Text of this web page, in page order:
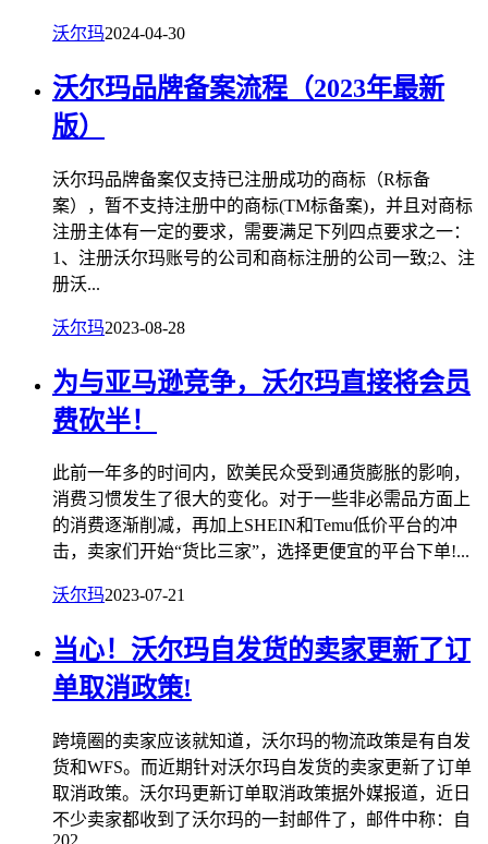
沃尔玛2024-04-30
沃尔玛品牌备案流程（2023年最新
版）
沃尔玛品牌备案仅支持已注册成功的商标（R标备
案），暂不支持注册中的商标(TM标备案)，并且对商标
注册主体有一定的要求，需要满足下列四点要求之一：
1、注册沃尔玛账号的公司和商标注册的公司一致;2、注
册沃...
沃尔玛2023-08-28
为与亚马逊竞争，沃尔玛直接将会员
费砍半！
此前一年多的时间内，欧美民众受到通货膨胀的影响，
消费习惯发生了很大的变化。对于一些非必需品方面上
的消费逐渐削减，再加上SHEIN和Temu低价平台的冲
击，卖家们开始“货比三家”，选择更便宜的平台下单!...
沃尔玛2023-07-21
当心！沃尔玛自发货的卖家更新了订
单取消政策!
跨境圈的卖家应该就知道，沃尔玛的物流政策是有自发
货和WFS。而近期针对沃尔玛自发货的卖家更新了订单
取消政策。沃尔玛更新订单取消政策据外媒报道，近日
不少卖家都收到了沃尔玛的一封邮件了，邮件中称：自